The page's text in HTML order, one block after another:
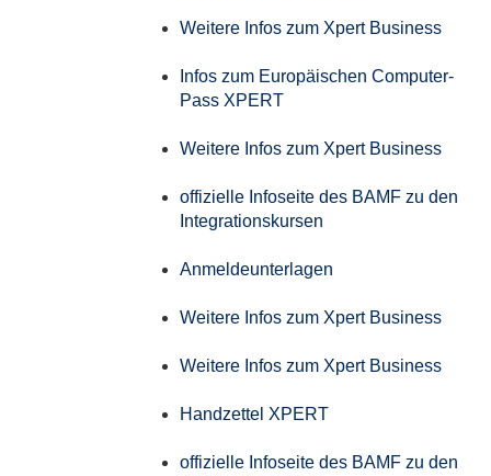
Weitere Infos zum Xpert Business
Infos zum Europäischen Computer-
Pass XPERT
Weitere Infos zum Xpert Business
offizielle Infoseite des BAMF zu den
Integrationskursen
Anmeldeunterlagen
Weitere Infos zum Xpert Business
Weitere Infos zum Xpert Business
Handzettel XPERT
offizielle Infoseite des BAMF zu den